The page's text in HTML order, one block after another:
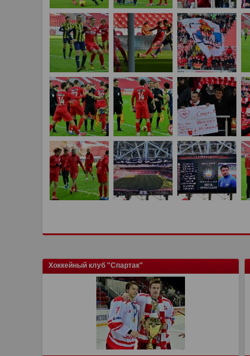
Хоккейный клуб "Спартак"